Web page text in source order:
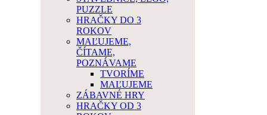
PUZZLE
HRAČKY DO 3
ROKOV
MAĽUJEME,
ČÍTAME,
POZNÁVAME
TVORÍME
MAĽUJEME
ZÁBAVNÉ HRY
HRAČKY OD 3